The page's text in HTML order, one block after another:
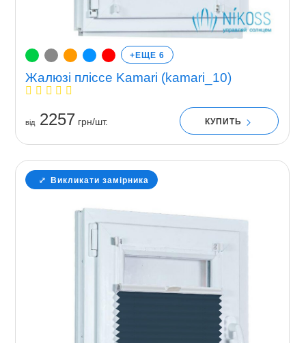
+ЕЩЕ 6
Жалюзі пліссе Kamari (kamari_10)
вiд2257 грн/шт. КУПИТЬ
Викликати замірника